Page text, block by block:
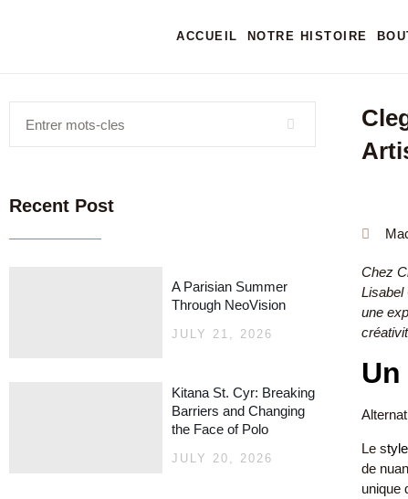
ACCUEIL NOTRE HISTOIRE
Recent Post
A Parisian Summer
Through NeoVision
JULY 21, 2026
Kitana St. Cyr: Breaking
Barriers and Changing
the Face of Polo
JULY 20, 2026
Chez
Lisabel
une
Le s
de
unique